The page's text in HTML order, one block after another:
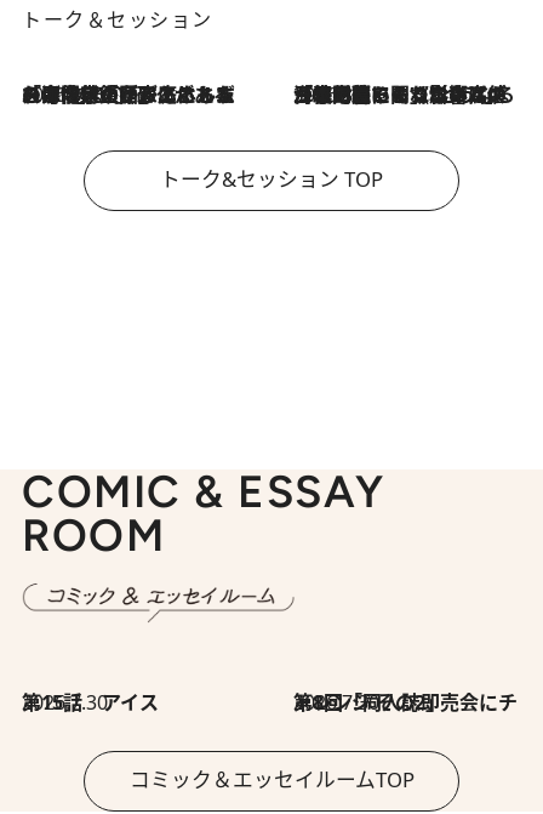
トーク＆セッション
2026.8.3
「今後値上げがあるとすれば…」「リスクがあるのは今年の冬」エネルギー専門家が語る、ホルムズ海峡封鎖が家庭にもたらす“ある心配” 2026.8.3
「住宅建てられない…」「サーチャージ料の高値が続いている」ホルムズ海峡封鎖による影響はいつまで続く？《エネルギー専門家に聞く“どうなる日本の暮らし”》
トーク&セッション TOP
COMIC & ESSAY
ROOM
2026.7.30
第15話 アイス 2026.7.30
第8回「同人誌即売会にチャレンジ その2」
コミック＆エッセイルームTOP